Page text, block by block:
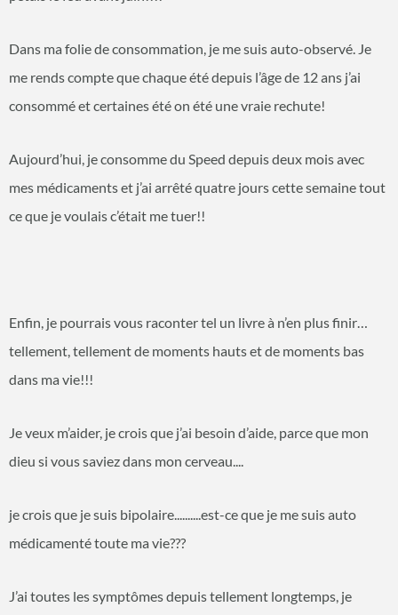
Dans ma folie de consommation, je me suis auto-observé. Je
me rends compte que chaque été depuis l’âge de 12 ans j’ai
consommé et certaines été on été une vraie rechute!
Aujourd’hui, je consomme du Speed depuis deux mois avec
mes médicaments et j’ai arrêté quatre jours cette semaine tout
ce que je voulais c’était me tuer!!
Enfin, je pourrais vous raconter tel un livre à n’en plus finir…
tellement, tellement de moments hauts et de moments bas
dans ma vie!!!
Je veux m’aider, je crois que j’ai besoin d’aide, parce que mon
dieu si vous saviez dans mon cerveau....
je crois que je suis bipolaire..........est-ce que je me suis auto
médicamenté toute ma vie???
J’ai toutes les symptômes depuis tellement longtemps, je